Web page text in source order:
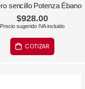
sencillo Potenza Ébano
$928.00
COTIZAR